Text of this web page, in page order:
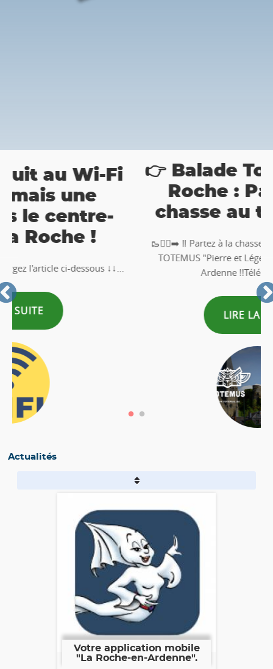
👉 Balade Totemus à La
Roche : Partez à la
chasse au trésor 🚶‍♀🚶‍♂
🥾🚶‍♂️‍➡️ ‼ Partez à la chasse au trésor avec la balade
TOTEMUS "Pierre et Légendes" de La Roche-en-
Ardenne !!Téléchargez l�...
Actualités
Votre application mobile
"La Roche-en-Ardenne".